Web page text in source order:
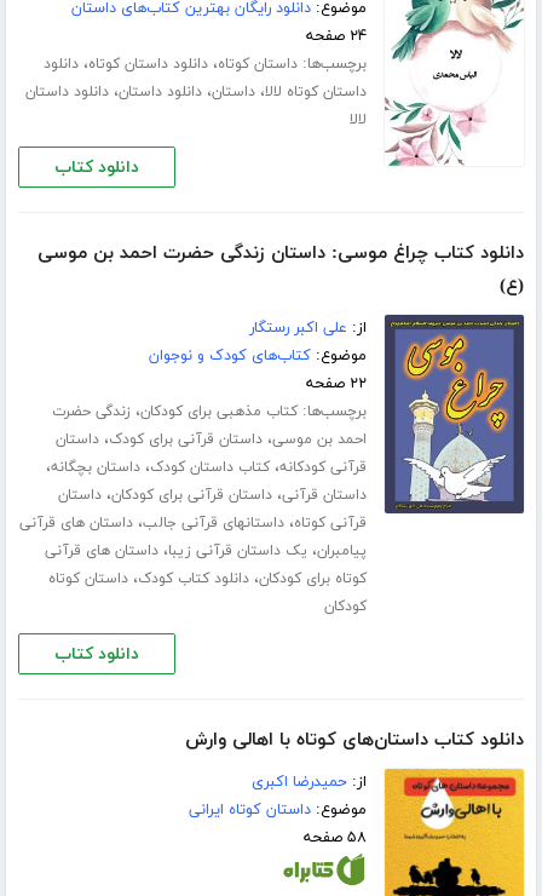
موضوع:دانلود رایگان بهترین کتاب‌های داستان
۲۴ صفحه
برچسب‌ها:داستان کوتاه،دانلود داستان کوتاه،دانلود
داستان کوتاه لالا،داستان،دانلود داستان،دانلود داستان
لالا
دانلود کتاب
دانلود کتاب چراغ موسی: داستان زندگی حضرت احمد بن موسی
(ع)
از: علی اکبر رستگار
موضوع:کتاب‌های کودک و نوجوان
۲۲ صفحه
برچسب‌ها:کتاب مذهبی برای کودکان، زندگی حضرت
احمد بن موسی،داستان قرآنی برای کودک،داستان
قرآنی کودکانه،کتاب داستان کودک،داستان بچگانه،
داستان قرآنی،داستان قرآنی برای کودکان،داستان
قرآنی کوتاه،داستانهای قرآنی جالب،داستان های قرآنی
پیامبران، یک داستان قرآنی زیبا،داستان های قرآنی
کوتاه برای کودکان،دانلود کتاب کودک،داستان کوتاه
کودکان
دانلود کتاب
دانلود کتاب داستان‌های کوتاه با اهالی وارش
از:حمیدرضا اکبری
موضوع:داستان کوتاه ایرانی
۵۸ صفحه